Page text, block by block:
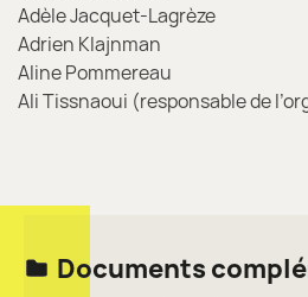
Adèle Jacquet-Lagrèze
Adrien Klajnman
Aline Pommereau
Ali Tissnaoui (responsable de
Documents